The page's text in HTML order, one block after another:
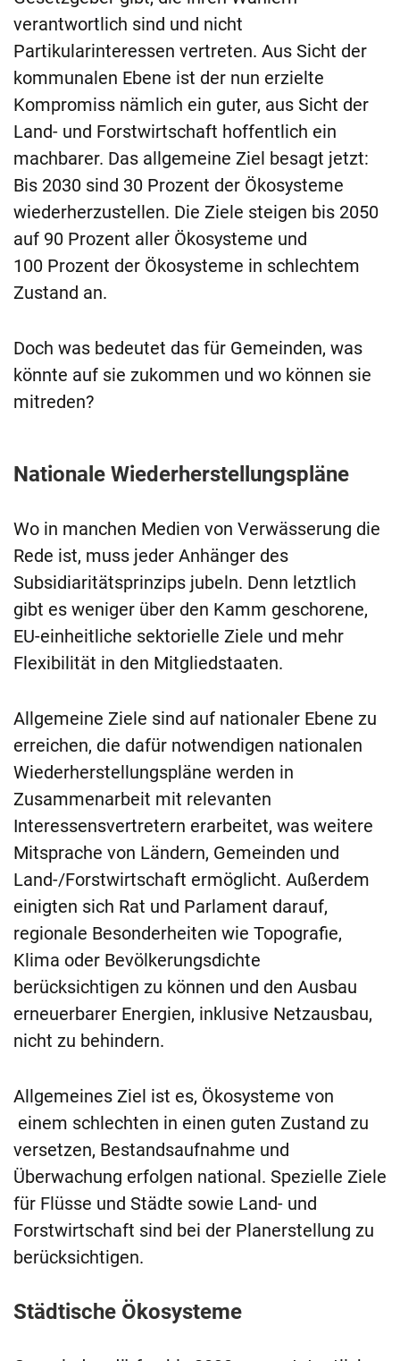
verantwortlich sind und nicht
Partikularinteressen vertreten. Aus Sicht der
kommunalen Ebene ist der nun erzielte
Kompromiss nämlich ein guter, aus Sicht der
Land- und Forstwirtschaft hoffentlich ein
machbarer. Das allgemeine Ziel besagt jetzt:
Bis 2030 sind 30 Prozent der Ökosysteme
wiederherzustellen. Die Ziele steigen bis 2050
auf 90 Prozent aller Ökosysteme und
100 Prozent der Ökosysteme in schlechtem
Zustand an.
Doch was bedeutet das für Gemeinden, was
könnte auf sie zukommen und wo können sie
mitreden?
Nationale Wiederherstellungspläne
Wo in manchen Medien von Verwässerung die
Rede ist, muss jeder Anhänger des
Subsidiaritätsprinzips jubeln. Denn letztlich
gibt es weniger über den Kamm geschorene,
EU-einheitliche sektorielle Ziele und mehr
Flexibilität in den Mitgliedstaaten.
Allgemeine Ziele sind auf nationaler Ebene zu
erreichen, die dafür notwendigen nationalen
Wiederherstellungspläne werden in
Zusammenarbeit mit relevanten
Interessensvertretern erarbeitet, was weitere
Mitsprache von Ländern, Gemeinden und
Land-/Forstwirtschaft ermöglicht. Außerdem
einigten sich Rat und Parlament darauf,
regionale Besonderheiten wie Topografie,
Klima oder Bevölkerungsdichte
berücksichtigen zu können und den Ausbau
erneuerbarer Energien, inklusive Netzausbau,
nicht zu behindern.
Allgemeines Ziel ist es, Ökosysteme von
einem schlechten in einen guten Zustand zu
versetzen, Bestandsaufnahme und
Überwachung erfolgen national. Spezielle Ziele
für Flüsse und Städte sowie Land- und
Forstwirtschaft sind bei der Planerstellung zu
berücksichtigen.
Städtische Ökosysteme